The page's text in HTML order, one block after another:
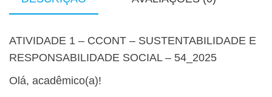
ATIVIDADE 1 – CCONT – SUSTENTABILIDADE E
RESPONSABILIDADE SOCIAL – 54_2025
Olá, acadêmico(a)!